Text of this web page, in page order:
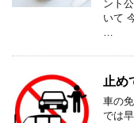
ント
いて
…
止め
車の
では